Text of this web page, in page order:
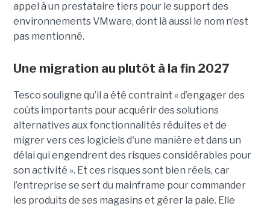
appel à un prestataire tiers pour le support des
environnements VMware, dont là aussi le nom n’est
pas mentionné.
Une migration au plutôt à la fin 2027
Tesco souligne qu’il a été contraint « d’engager des
coûts importants pour acquérir des solutions
alternatives aux fonctionnalités réduites et de
migrer vers ces logiciels d'une manière et dans un
délai qui engendrent des risques considérables pour
son activité ». Et ces risques sont bien réels, car
l’entreprise se sert du mainframe pour commander
les produits de ses magasins et gérer la paie. Elle